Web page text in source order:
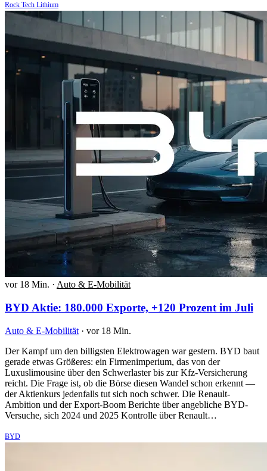
Rock Tech Lithium
vor 18 Min. · Auto & E-Mobilität
BYD Aktie: 180.000 Exporte, +120 Prozent im Juli
Auto & E-Mobilität · vor 18 Min.
Der Kampf um den billigsten Elektrowagen war gestern. BYD baut
gerade etwas Größeres: ein Firmenimperium, das von der
Luxuslimousine über den Schwerlaster bis zur Kfz-Versicherung
reicht. Die Frage ist, ob die Börse diesen Wandel schon erkennt —
der Aktienkurs jedenfalls tut sich noch schwer. Die Renault-
Ambition und der Export-Boom Berichte über angebliche BYD-
Versuche, sich 2024 und 2025 Kontrolle über Renault…
BYD